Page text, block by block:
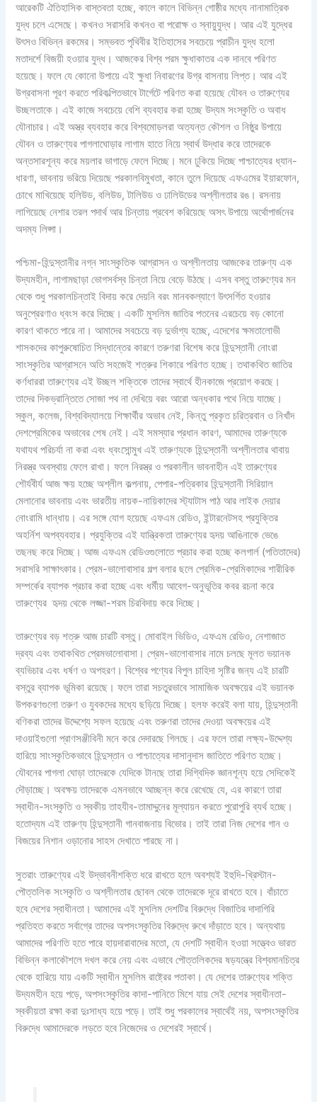
আরেকটি ঐতিহাসিক বাস্তবতা হচ্ছে, কালে কালে বিভিন্ন গোষ্ঠীর মধ্যে নানামাত্রিক
যুদ্ধ চলে এসেছে। কখনও সরাসরি কখনও বা পরোক্ষ ও স্নায়ুযুদ্ধ। আর এই যুদ্ধের
উৎসও বিভিন্ন রকমের। সম্ভবত পৃথিবীর ইতিহাসের সবচেয়ে প্রাচীন যুদ্ধ হলো
মতাদর্শে বিজয়ী হওয়ার যুদ্ধ। আজকের বিশ্ব পরম ক্ষুধাকাতর এক দানবে পরিণত
হয়েছে। ফলে যে কোনো উপায়ে এই ক্ষুধা নিবারণের উগ্র বাসনায় লিপ্ত। আর এই
উগ্রবাসনা পূরণ করতে পরিকল্পিতভাবে টার্গেটে পরিণত করা হয়েছে যৌবন ও তারুণ্যের
উচ্ছলতাকে। এই কাজে সবচেয়ে বেশি ব্যবহার করা হচ্ছে উদ্যম সংস্কৃতি ও অবাধ
যৌনাচার। এই অস্ত্র ব্যবহার করে বিশ্বমোড়লরা অত্যন্ত কৌশল ও নিষ্ঠুর উপায়ে
যৌবন ও তারুণ্যের পাগলাঘোড়ার লাগাম হাতে নিয়ে স্বার্থ উদ্ধার করে তাদেরকে
অন্তসারশূন্য করে ময়লার ভাগাড়ে ফেলে দিচ্ছে। মনে ঢুকিয়ে দিচ্ছে পাশ্চাত্যের ধ্যান-
ধারণা, ভাবনায় ভরিয়ে দিয়েছে পরকালবিমুখতা, কানে তুলে দিয়েছে এফএমের ইয়ারফোন,
চোখে মাখিয়েছে হলিউড, বলিউড, টালিউড ও ঢালিউডের অশ্লীলতার রঙ। রসনায়
লাগিয়েছে নেশার তরল পদার্থ আর চিন্তায় প্রবেশ করিয়েছে অসৎ উপায়ে অর্থোপার্জনের
অদম্য লিপ্সা।
পশ্চিমা-হিন্দুস্তানীর নগ্ন সাংস্কৃতিক আগ্রাসন ও অশ্লীলতায় আজকের তারুণ্য এক
উদ্যমহীন, লাগামছাড়া ভোগসর্বস্ব চিন্তা নিয়ে বেড়ে উঠছে। এসব বস্তু তারুণ্যের মন
থেকে শুধু পরকালচিন্তাই বিদায় করে দেয়নি বরং মানবকল্যাণে উৎসর্গিত হওয়ার
অনুপ্রেরণাও ধ্বংস করে দিচ্ছে। একটি মুসলিম জাতির পতনের এরচেয়ে বড় কোনো
কারণ থাকতে পারে না। আমাদের সবচেয়ে বড় দুর্ভাগ্য হচ্ছে, এদেশের ক্ষমতালোভী
শাসকদের কাপুরুষোচিত সিদ্ধান্তের কারণে তরুণরা বিশেষ করে হিন্দুস্তানী নোংরা
সাংস্কৃতির আগ্রাসনে অতি সহজেই শত্রুর শিকারে পরিণত হচ্ছে। তথাকথিত জাতির
কর্ণধাররা তারুণ্যের এই উচ্ছল শক্তিকে তাদের স্বার্থে হীনকাজে প্রয়োগ করছে।
তাদের দিকভ্রান্তিতে সোজা পথ না দেখিয়ে বরং আরো অন্ধকার পথে নিয়ে যাচ্ছে।
স্কুল, কলেজ, বিশ্ববিদ্যালয়ে শিক্ষার্থীর অভাব নেই, কিন্তু প্রকৃত চরিত্রবান ও নিখাঁদ
দেশপ্রেমিকের অভাবের শেষ নেই। এই সমস্যার প্রধান কারণ, আমাদের তারুণ্যকে
যথাযথ পরিচর্যা না করা এবং ধ্বংসোন্মুখ এই তারুণ্যকে হিন্দুস্তানী অশ্লীলতার থাবায়
নিরস্ত্র অবস্থায় ফেলে রাখা। ফলে নিরস্ত্র ও পরকালীন ভাবনাহীন এই তারুণ্যের
শৌর্যবীর্য আজ ক্ষয় হচ্ছে অশ্লীল কল্পনায়, পেপার-পত্রিকার হিন্দুস্তানী সিরিয়াল
মেলানোর ভাবনায় এবং ভারতীয় নায়ক-নায়িকাদের স্ট্যাটাস পাঠ আর লাইক দেয়ার
নোংরামি ধান্ধায়। এর সঙ্গে যোগ হয়েছে এফএম রেডিও, ইন্টারনেটসহ প্রযুক্তির
অহর্নিশ অপব্যবহার। প্রযুক্তির এই যান্ত্রিকতা তারুণ্যের হৃদয় আঙিনাকে ভেঙে
তছনছ করে দিচ্ছে। আজ এফএম রেডিওগুলোতে প্রচার করা হচ্ছে কলগার্ল (পতিতাদের)
সরাসরি সাক্ষাৎকার। প্রেম-ভালোবাসার গল্প বলার ছলে প্রেমিক-প্রেমিকাদের শারীরিক
সম্পর্কের ব্যাপক প্রচার করা হচ্ছে এবং ধর্মীয় আবেগ-অনুভূতির কবর রচনা করে
তারুণ্যের হৃদয় থেকে লজ্জা-শরম চিরবিদায় করে দিচ্ছে।
তারুণ্যের বড় শত্রু আজ চারটি বস্তু। মোবাইল ভিডিও, এফএম রেডিও, নেশাজাত
দ্রব্য এবং তথাকথিত প্রেমভালোবাসা। প্রেম-ভালোবাসার নামে চলছে মূলত ভয়ানক
ব্যভিচার এবং ধর্ষণ ও অপহরণ। বিশ্বের পণ্যের বিপুল চাহিদা সৃষ্টির জন্য এই চারটি
বস্তুর ব্যাপক ভূমিকা রয়েছে। ফলে তারা সচতুরভাবে সামাজিক অবক্ষয়ের এই ভয়ানক
উপকরণগুলো তরুণ ও যুবকদের মধ্যে ছড়িয়ে দিচ্ছে। হলফ করেই বলা যায়, হিন্দুস্তানী
বণিকরা তাদের উদ্দেশ্যে সফল হয়েছে এবং তরুণরা তাদের দেওয়া অবক্ষয়ের এই
দাওয়াইগুলো প্রাণসঞ্জীবিনী মনে করে দেদারছে গিলছে। এর ফলে তারা লক্ষ্য-উদ্দেশ্য
হারিয়ে সাংস্কৃতিকভাবে হিন্দুস্তান ও পাশ্চাত্যের দাসানুদাস জাতিতে পরিণত হচ্ছে।
যৌবনের পাগলা ঘোড়া তাদেরকে যেদিকে টানছে তারা দিগ্বিদিক জ্ঞানশূন্য হয়ে সেদিকেই
দৌড়াচ্ছে। অবক্ষয় তাদেরকে এমনভাবে আচ্ছন্ন করে রেখেছে যে, এর কারণে তারা
স্বাধীন-সংস্কৃতি ও স্বকীয় তাহযীব-তামাদ্দুনের মূল্যায়ন করতে পুরোপুরি ব্যর্থ হচ্ছে।
হতোদ্যম এই তারুণ্য হিন্দুস্তানী গানবাজনায় বিভোর। তাই তারা নিজ দেশের গান ও
বিজয়ের নিশান ওড়ানোর সাহস দেখাতে পারছে না।
সুতরাং তারুণ্যের এই উদ্ভাবনীশক্তি ধরে রাখতে হলে অবশ্যই ইহুদি-খ্রিস্টান-
পৌত্তলিক সংস্কৃতি ও অশ্লীলতার ছোবল থেকে তাদেরকে দূরে রাখতে হবে। বাঁচাতে
হবে দেশের স্বাধীনতা। আমাদের এই মুসলিম দেশটির বিরুদ্ধে বিজাতির দাদাগিরি
প্রতিহত করতে সর্বাগ্রে তাদের অপসংস্কৃতির বিরুদ্ধে রুখে দাঁড়াতে হবে। অন্যথায়
আমাদের পরিণতি হতে পারে হায়দারাবাদের মতো, যে দেশটি স্বাধীন হওয়া সত্ত্বেও ভারত
বিভিন্ন কলাকৌশলে দখল করে নেয় এবং এভাবে পৌত্তলিকদের ষড়যন্ত্রে বিশ্বমানচিত্র
থেকে হারিয়ে যায় একটি স্বাধীন মুসলিম রাষ্ট্রের পতাকা। যে দেশের তারুণ্যের শক্তি
উদ্যমহীন হয়ে পড়ে, অপসংস্কৃতির কাদা-পানিতে মিশে যায় সেই দেশের স্বাধীনতা-
স্বকীয়তা রক্ষা করা দুঃসাধ্য হয়ে পড়ে। তাই শুধু পরকালের স্বার্থেই নয়, অপসংস্কৃতির
বিরুদ্ধে আমাদেরকে লড়তে হবে নিজেদের ও দেশেরই স্বার্থে।